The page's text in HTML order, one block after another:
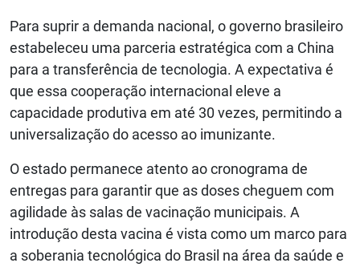
Para suprir a demanda nacional, o governo brasileiro
estabeleceu uma parceria estratégica com a China
para a transferência de tecnologia. A expectativa é
que essa cooperação internacional eleve a
capacidade produtiva em até 30 vezes, permitindo a
universalização do acesso ao imunizante.
O estado permanece atento ao cronograma de
entregas para garantir que as doses cheguem com
agilidade às salas de vacinação municipais. A
introdução desta vacina é vista como um marco para
a soberania tecnológica do Brasil na área da saúde e